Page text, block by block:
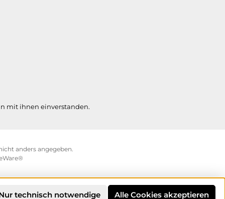
mit ihnen einverstanden.
anders angegeben.
technisch notwendige Alle Cookies akzeptieren